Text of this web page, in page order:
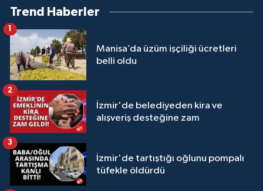
Trend Haberler
Manisa’da üzüm işçiliği ücretleri
belli oldu
İzmir'de belediyeden kira ve
alışveriş desteğine zam
2
İzmir'de tartıştığı oğlunu pompalı
tüfekle öldürdü
3